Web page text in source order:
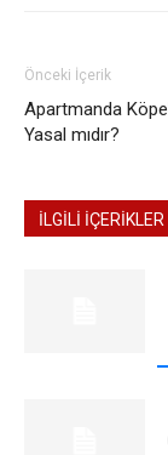
Önceki İçerik
Apartmanda
Yasal mıdır?
İLGİLİ İÇERİKLER